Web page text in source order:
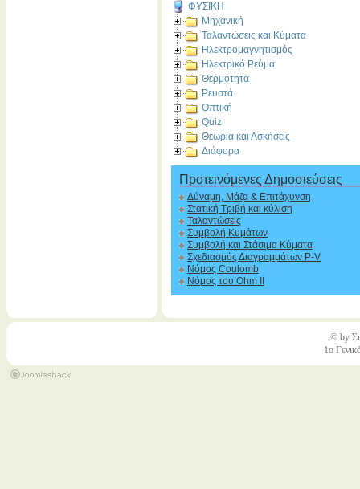
ΦΥΣΙΚΗ
Μηχανική
Ταλαντώσεις και Κύματα
Ηλεκτρομαγνητισμός
Ηλεκτρικό Ρεύμα
Θερμότητα
Ρευστά
Οπτική
Quiz
Θεωρία και Ασκήσεις
Διάφορα
Προτεινόμενες Δημοσιεύσεις
Δύναμη, Μάζα & Επιτάχυνση
Στατική Τριβή και κύλιση
Ταλαντώσεις
Συμβολή Κυμάτων
Συμβολή και Στάσιμα Κύματα
Σχεδιασμός Διαγραμμάτων P-V
Νόμος Coulomb
Νόμος του Ohm II
© by
1ο